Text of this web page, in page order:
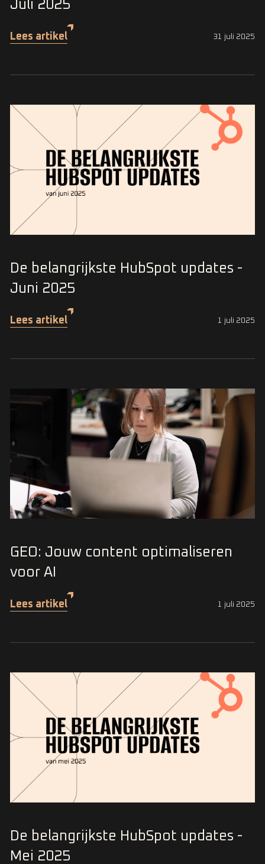
Juli 2025
Lees artikel 31 juli 2025
De belangrijkste HubSpot updates -
Juni 2025
Lees artikel 1 juli 2025
GEO: Jouw content optimaliseren
voor AI
Lees artikel 1 juli 2025
De belangrijkste HubSpot updates -
Mei 2025